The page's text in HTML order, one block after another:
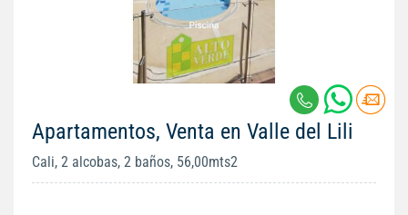
Apartamentos, Venta en Valle del Lili
Cali, 2 alcobas, 2 baños, 56,00mts2